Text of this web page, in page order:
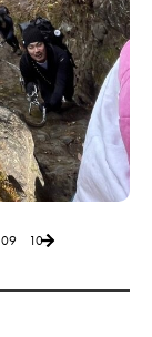
09 10